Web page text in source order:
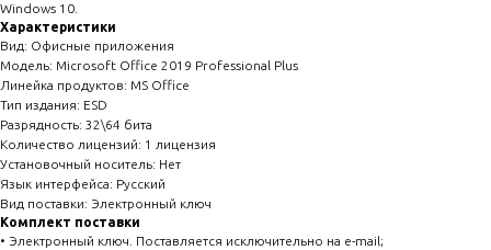
Windows 10.
Характеристики
Вид: Офисные приложения
Модель: Microsoft Office 2019 Professional Plus
Линейка продуктов: MS Office
Тип издания: ESD
Разрядность: 32\64 бита
Количество лицензий: 1 лицензия
Установочный носитель: Нет
Язык интерфейса: Русский
Вид поставки: Электронный ключ
Комплект поставки
• Электронный ключ. Поставляется исключительно на e-mail;